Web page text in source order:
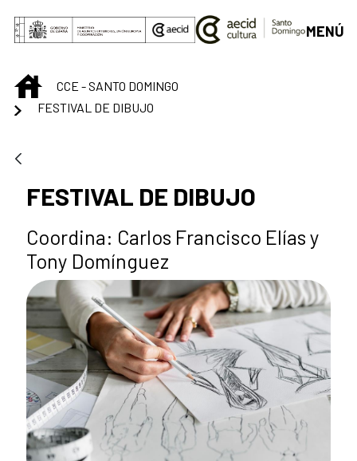
Saltar al contenido principal
MENÚ
INICIOCCE - SANTO DOMINGO
FESTIVAL DE DIBUJO
FESTIVAL DE DIBUJO
Coordina: Carlos Francisco Elías y
Tony Domínguez